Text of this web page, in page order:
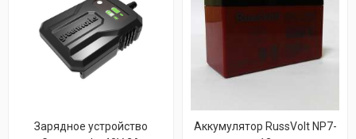
Зарядное устройство
Аккумулятор RussVolt NP7-